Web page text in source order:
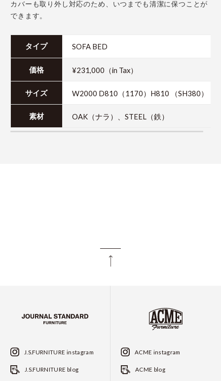
カバーも取り外し対応のため、いつまでも清潔に保つことが
できます。
タイプ SOFA BED
価格 ¥231,000（in Tax）
サイズ W2000 D810（1170）H810 （SH380）
素材 OAK（ナラ）、STEEL（鉄）
J.S.FURNITURE instagram
J.S.FURNITURE blog
ACME instagram
ACME blog